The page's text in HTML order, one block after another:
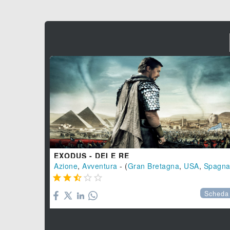
EXODUS - DEI E RE
Azione, Avventura - (Gran Bretagna, USA, Spagna
    